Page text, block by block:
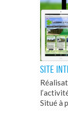
SITE
Situé à